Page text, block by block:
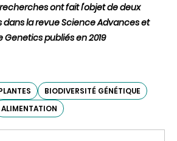
ont fait l'objet de deux
la revue Science Advances et
publiés en 2019
BIODIVERSITÉ GÉNÉTIQUE
ALIMENTATION